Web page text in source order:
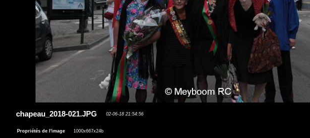
chapeau_2018-021.JPG 02-06-18 21:54:56
Propriétés de l'image 1000x667x24b